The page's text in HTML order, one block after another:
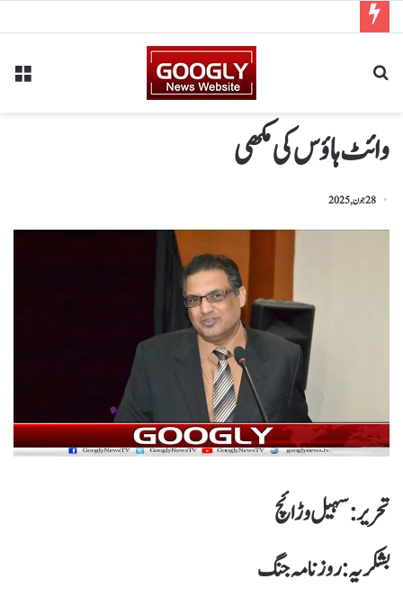
وائٹ ہاؤس کی مکھی
28 جون, 2025
تحریر : سہیل وڑائچ
بشکریہ : روزنامہ جنگ